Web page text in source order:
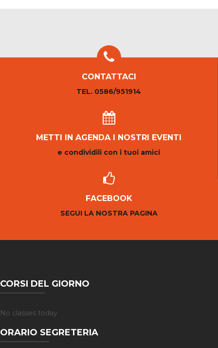
CONTATTACI
TEL. 0586/951914
METTI IN AGENDA I NOSTRI EVENTI
e condividili con i tuoi amici
FACEBOOK
SEGUI LA NOSTRA PAGINA
CORSI DEL GIORNO
No classes today
ORARIO SEGRETERIA